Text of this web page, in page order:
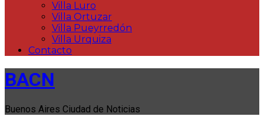
Villa Luro
Villa Ortuzar
Villa Pueyrredón
Villa Urquiza
Contacto
BACN
Buenos Aires Ciudad de Noticias